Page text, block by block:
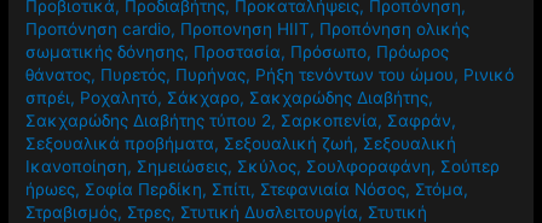
Προβιοτικά, Προδιαβήτης, Προκαταλήψεις, Προπόνηση,
Προπόνηση cardio, Προπονηση HIIT, Προπόνηση ολικής
σωματικής δόνησης, Προστασία, Πρόσωπο, Πρόωρος
θάνατος, Πυρετός, Πυρήνας, Ρήξη τενόντων του ώμου, Ρινικό
σπρέι, Ροχαλητό, Σάκχαρο, Σακχαρώδης Διαβήτης,
Σακχαρώδης Διαβήτης τύπου 2, Σαρκοπενία, Σαφράν,
Σεξουαλικά προβήματα, Σεξουαλική ζωή, Σεξουαλική
Ικανοποίηση, Σημειώσεις, Σκύλος, Σουλφοραφάνη, Σούπερ
ήρωες, Σοφία Περδίκη, Σπίτι, Στεφανιαία Νόσος, Στόμα,
Στραβισμός, Στρες, Στυτική Δυσλειτουργία, Στυτική